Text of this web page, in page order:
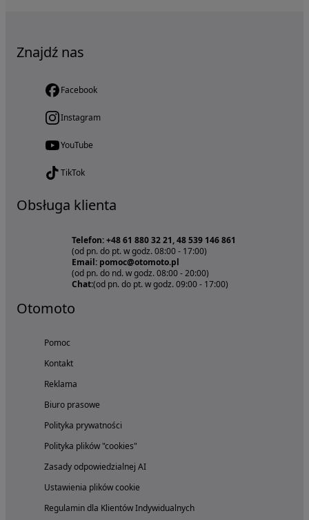
Znajdź nas
Facebook
Instagram
YouTube
TikTok
Obsługa klienta
Telefon: +48 61 880 32 21, 48 539 146 861
(od pn. do pt. w godz. 08:00 - 17:00)
Email: pomoc@otomoto.pl
(od pn. do nd. w godz. 08:00 - 20:00)
Chat:(od pn. do pt. w godz. 09:00 - 17:00)
Otomoto
Pomoc
Kontakt
Reklama
Biuro prasowe
Polityka prywatności
Polityka plików "cookies"
Zasady odpowiedzialnej AI
Ustawienia plików cookie
Regulamin dla Klientów Indywidualnych